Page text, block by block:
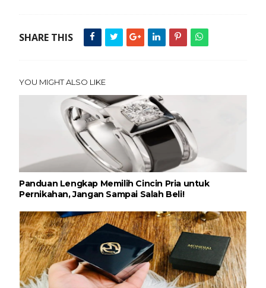
SHARE THIS
YOU MIGHT ALSO LIKE
Panduan Lengkap Memilih Cincin Pria untuk
Pernikahan, Jangan Sampai Salah Beli!